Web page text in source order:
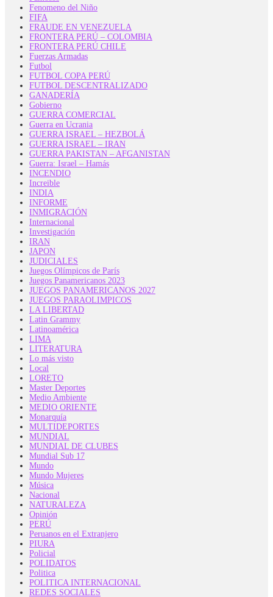
Fenomeno del Niño
FIFA
FRAUDE EN VENEZUELA
FRONTERA PERÚ – COLOMBIA
FRONTERA PERÚ CHILE
Fuerzas Armadas
Futbol
FUTBOL COPA PERÚ
FUTBOL DESCENTRALIZADO
GANADERÍA
Gobierno
GUERRA COMERCIAL
Guerra en Ucrania
GUERRA ISRAEL – HEZBOLÁ
GUERRA ISRAEL – IRAN
GUERRA PAKISTAN – AFGANISTAN
Guerra: Israel – Hamás
INCENDIO
Increible
INDIA
INFORME
INMIGRACIÓN
Internacional
Investigación
IRAN
JAPON
JUDICIALES
Juegos Olímpicos de París
Juegos Panamericanos 2023
JUEGOS PANAMERICANOS 2027
JUEGOS PARAOLIMPICOS
LA LIBERTAD
Latin Grammy
Latinoamérica
LIMA
LITERATURA
Lo más visto
Local
LORETO
Master Deportes
Medio Ambiente
MEDIO ORIENTE
Monarquía
MULTIDEPORTES
MUNDIAL
MUNDIAL DE CLUBES
Mundial Sub 17
Mundo
Mundo Mujeres
Música
Nacional
NATURALEZA
Opinión
PERÚ
Peruanos en el Extranjero
PIURA
Policial
POLIDATOS
Politica
POLITICA INTERNACIONAL
REDES SOCIALES